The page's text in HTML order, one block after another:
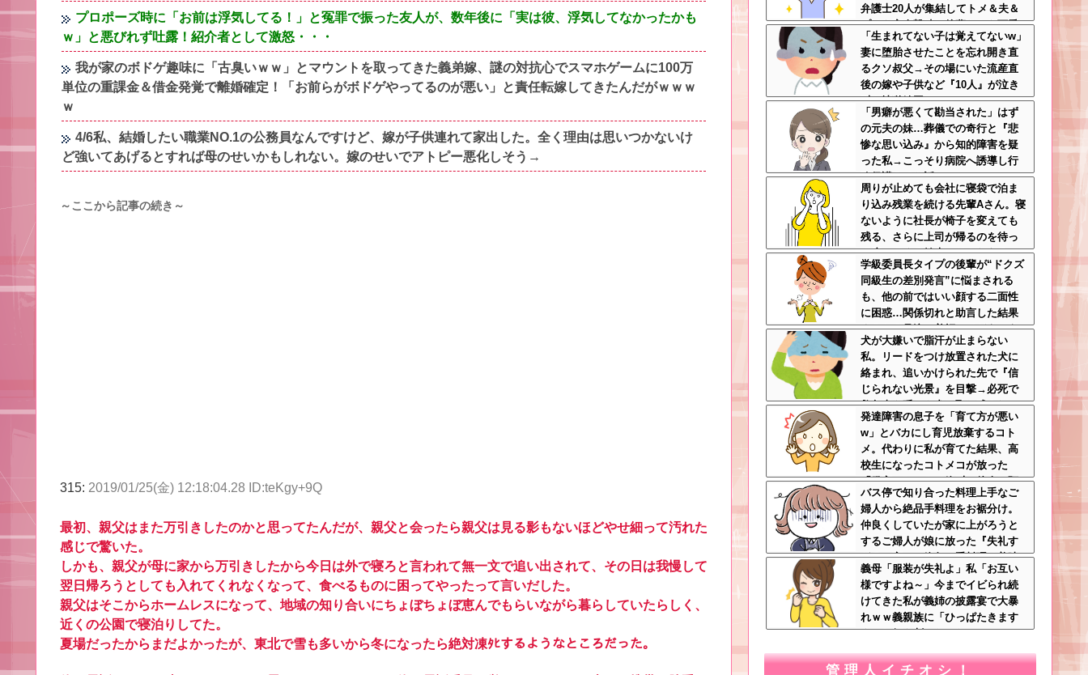
プロポーズ時に「お前は浮気してる！」と冤罪で振った友人が、数年後に「実は彼、浮気してなかったかも
ｗ」と悪びれず吐露！紹介者として激怒・・・
我が家のボドゲ趣味に「古臭いｗｗ」とマウントを取ってきた義弟嫁、謎の対抗心でスマホゲームに100万
単位の重課金＆借金発覚で離婚確定！「お前らがボドゲやってるのが悪い」と責任転嫁してきたんだがｗｗｗ
ｗ
4/6私、結婚したい職業NO.1の公務員なんですけど、嫁が子供連れて家出した。全く理由は思いつかないけ
ど強いてあげるとすれば母のせいかもしれない。嫁のせいでアトピー悪化しそう→
～ここから記事の続き～
315: 2019/01/25(金) 12:18:04.28 ID:teKgy+9Q
最初、親父はまた万引きしたのかと思ってたんだが、親父と会ったら親父は見る影もないほどやせ細って汚れた
感じで驚いた。
しかも、親父が母に家から万引きしたから今日は外で寝ろと言われて無一文で追い出されて、その日は我慢して
翌日帰ろうとしても入れてくれなくなって、食べるものに困ってやったって言いだした。
親父はそこからホームレスになって、地域の知り合いにちょぼちょぼ恵んでもらいながら暮らしていたらしく、
近くの公園で寝泊りしてた。
夏場だったからまだよかったが、東北で雪も多いから冬になったら絶対凍ﾀﾋするようなところだった。
弁護士20人が集結してトメ＆夫＆
プリを完全撃破←後輩たちを可愛
がっていた恩が最高形で返ってき
た
「生まれてない子は覚えてないw」
妻に堕胎させたことを忘れ開き直
るクソ叔父→その場にいた流産直
後の嫁や子供など『10人』が泣き
叫ぶ地獄絵図へ
「男癖が悪くて勘当された」はず
の元夫の妹…葬儀での奇行と『悲
惨な思い込み』から知的障害を疑
った私→こっそり病院へ誘導し行
政保護させた話
周りが止めても会社に寝袋で泊ま
り込み残業を続ける先輩Aさん。寝
ないように社長が椅子を変えても
残る、さらに上司が帰るのを待っ
て戻ってくる始末…そんなある
日、出社すると社内が騒然として
いて・・・
学級委員長タイプの後輩が“ドクズ
同級生の差別発言”に悩まされる
も、他の前ではいい顔する二面性
に困惑…関係切れと助言した結果
まさかの号泣→着拒ってどういう
こと？
犬が大嫌いで脂汗が止まらない
私。リードをつけ放置された犬に
絡まれ、追いかけられた先で『信
じられない光景』を目撃→必死で
救急車を呼ぶも犬と取り残され
て・・・
発達障害の息子を「育て方が悪い
w」とバカにし育児放棄するコト
メ。代わりに私が育てた結果、高
校生になったコトメコが放った
「発言」にコトメ絶叫←他人に預
けっぱなしで親面するな
バス停で知り合った料理上手なご
婦人から絶品手料理をお裾分け。
仲良くしていたが家に上がろうと
するご婦人が娘に放った『失礼す
ぎる一言』に絶句←手料理は美味
しかったのに性格クセ強すぎ
義母「服装が失礼よ」私「お互い
様ですよね～」今までイビられ続
けてきた私が義姉の披露宴で大暴
れｗｗ義親族に「ひっぱたきます
よ」と釘を刺したったｗｗｗ
管理人イチオシ！